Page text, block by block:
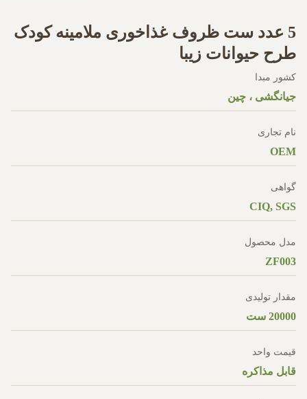
5 عدد ست ظروف غذاخوری ملامینه کودک
طرح حیوانات زیبا
کشور مبدا
جیانگشی ، چین
نام تجاری
OEM
گواهی
CIQ, SGS
مدل محصول
ZF003
مقدار تولیدی
20000 ست
قیمت واحد
قابل مذاکره